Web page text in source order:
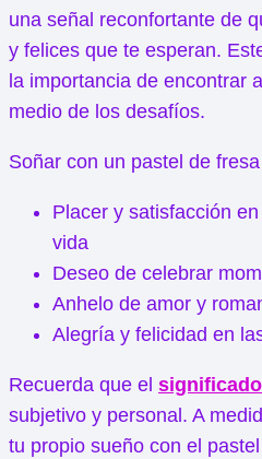
una señal reconfortante de
y felices que te esperan.
la importancia de encontrar
medio de los desafíos.
Soñar con un pastel de
Placer y satisfacción
vida
Deseo de celebrar
Anhelo de amor y
Alegría y felicidad en
Recuerda que el
subjetivo y personal. A
tu propio sueño con el